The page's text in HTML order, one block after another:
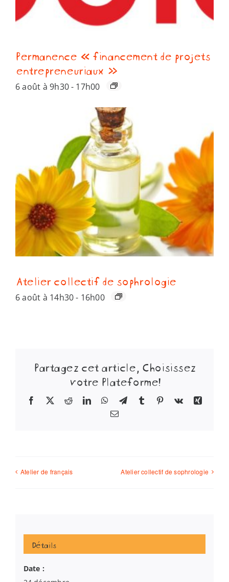
Permanence « financement de projets
entrepreneuriaux »
6 août à 9h30- 17h00
Atelier collectif de sophrologie
6 août à 14h30- 16h00
Partagez cet article, Choisissez
votre Plateforme!
Facebook
X RedditLinkedInWhatsApp
TelegramTumblr Pinterest
Vk
Xing
Email
Atelier de français Atelier collectif de sophrologie
Détails
Date :